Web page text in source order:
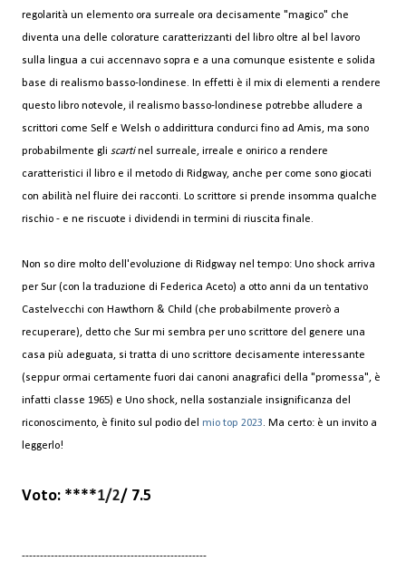
regolarità un elemento ora surreale ora decisamente "magico" che
diventa una delle colorature caratterizzanti del libro oltre al bel lavoro
sulla lingua a cui accennavo sopra e a una comunque esistente e solida
base di realismo basso-londinese. In effetti è il mix di elementi a rendere
questo libro notevole, il realismo basso-londinese potrebbe alludere a
scrittori come Self e Welsh o addirittura condurci fino ad Amis, ma sono
probabilmente gli scartinel surreale, irreale e onirico a rendere
caratteristici il libro e il metodo di Ridgway, anche per come sono giocati
con abilità nel fluire dei racconti. Lo scrittore si prende insomma qualche
rischio - e ne riscuote i dividendi in termini di riuscita finale.
Non so dire molto dell'evoluzione di Ridgway nel tempo: Uno shock arriva
per Sur (con la traduzione di Federica Aceto) a otto anni da un tentativo
Castelvecchi con Hawthorn & Child (che probabilmente proverò a
recuperare), detto che Sur mi sembra per uno scrittore del genere una
casa più adeguata, si tratta di uno scrittore decisamente interessante
(seppur ormai certamente fuori dai canoni anagrafici della "promessa", è
infatti classe 1965) e Uno shock, nella sostanziale insignificanza del
riconoscimento, è finito sul podio del mio top 2023. Ma certo: è un invito a
leggerlo!
Voto: ****1/2/ 7.5
---------------------------------------------------